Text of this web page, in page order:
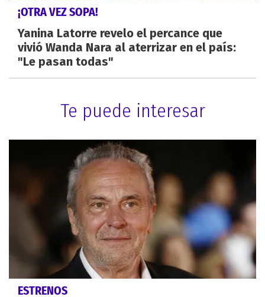
¡OTRA VEZ SOPA!
Yanina Latorre revelo el percance que
vivió Wanda Nara al aterrizar en el país:
"Le pasan todas"
Te puede interesar
ESTRENOS